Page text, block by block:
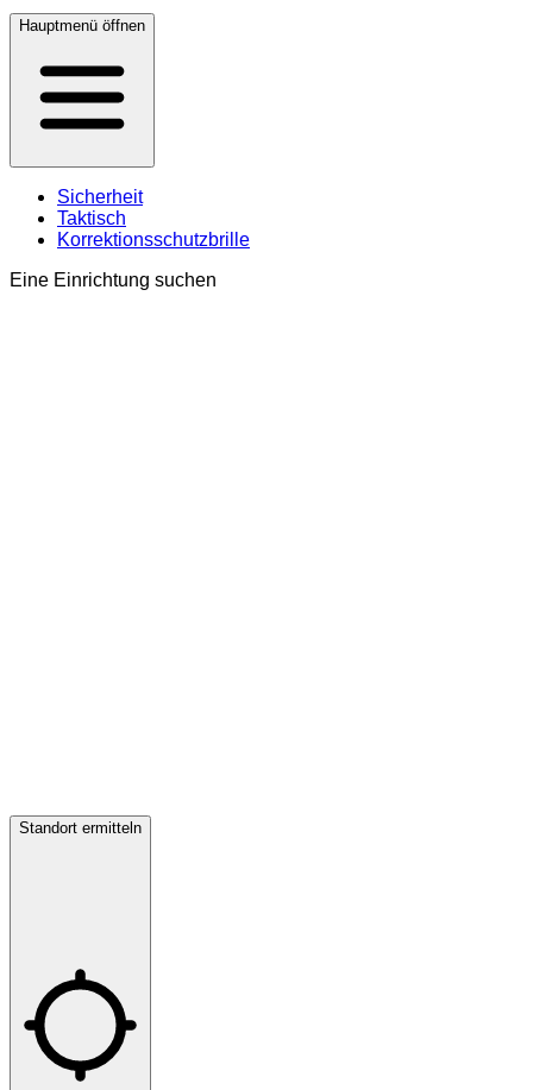
Hauptmenü öffnen
Sicherheit
Taktisch
Korrektionsschutzbrille
Eine Einrichtung suchen
Standort ermitteln